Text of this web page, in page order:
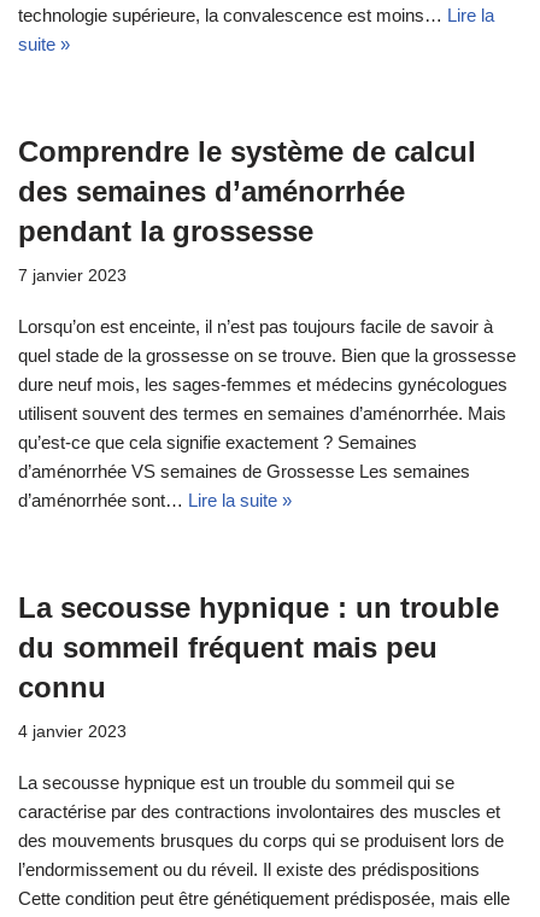
technologie supérieure, la convalescence est moins… Lire la
suite »
Comprendre le système de calcul
des semaines d’aménorrhée
pendant la grossesse
7 janvier 2023
Lorsqu’on est enceinte, il n’est pas toujours facile de savoir à
quel stade de la grossesse on se trouve. Bien que la grossesse
dure neuf mois, les sages-femmes et médecins gynécologues
utilisent souvent des termes en semaines d’aménorrhée. Mais
qu’est-ce que cela signifie exactement ? Semaines
d’aménorrhée VS semaines de Grossesse Les semaines
d’aménorrhée sont… Lire la suite »
La secousse hypnique : un trouble
du sommeil fréquent mais peu
connu
4 janvier 2023
La secousse hypnique est un trouble du sommeil qui se
caractérise par des contractions involontaires des muscles et
des mouvements brusques du corps qui se produisent lors de
l’endormissement ou du réveil. Il existe des prédispositions
Cette condition peut être génétiquement prédisposée, mais elle